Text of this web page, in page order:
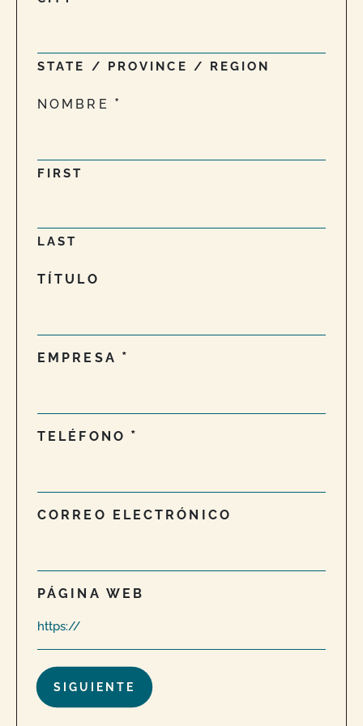
STATE / PROVINCE / REGION
NOMBRE
FIRST
LAST
TÍTULO
EMPRESA
TELÉFONO
CORREO ELECTRÓNICO
PÁGINA WEB
¿Están permitidas las declaraciones sobre
productos orgánicos en mi sitio web o en mis